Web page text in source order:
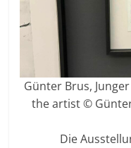
Günter Brus,
the artist ©
Die